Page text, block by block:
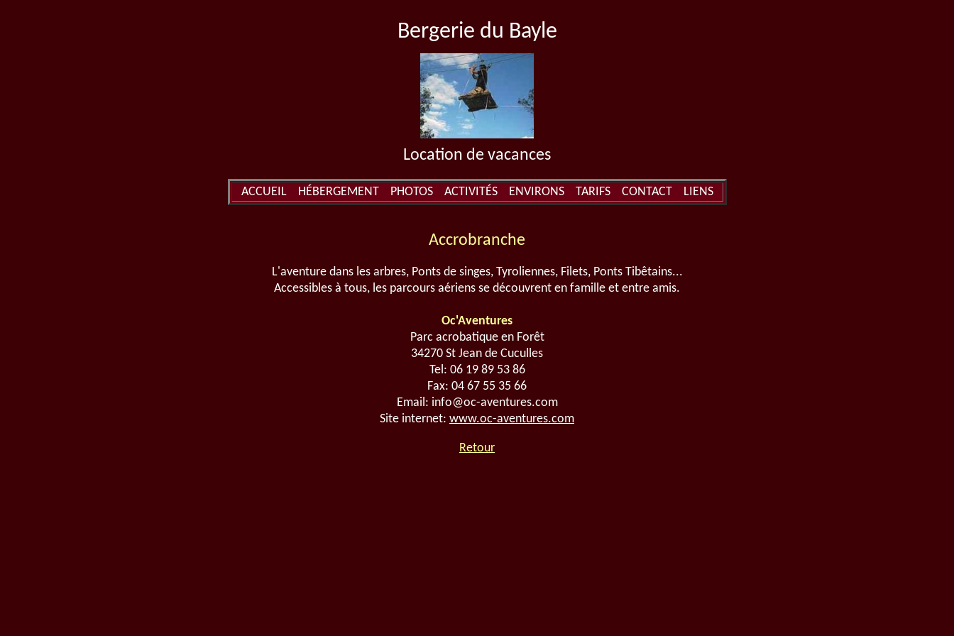
Bergerie du Bayle
Location de vacances
ACCUEIL HÉBERGEMENT PHOTOS ACTIVITÉS ENVIRONS TARIFS CONTACT LIENS
Accrobranche
L'aventure dans les arbres, Ponts de singes, Tyroliennes, Filets, Ponts Tibêtains...
Accessibles à tous, les parcours aériens se découvrent en famille et entre amis.
Oc'Aventures
Parc acrobatique en Forêt
34270 St Jean de Cuculles
Tel: 06 19 89 53 86
Fax: 04 67 55 35 66
Email: info@oc-aventures.com
Site internet: www.oc-aventures.com
Retour